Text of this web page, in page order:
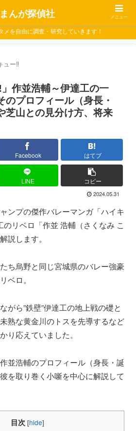
メを自由に調査・研究していきます！
ュー‼
」作並浩輔～伊達工の一
のプロフィール（身長・
芝山との見分け方、将来
Facebook はてブ
LINE コピー
2024.05.31
ンプの傑作バレーマンガ「ハイキ
のリベロ「作並 浩輔（さくなみ こ
説します。
ち烏野と同じ宮城県のバレー強豪
ベロ。
がら”鉄壁”伊達工の地上戦の礎と
熟な黄金川のトスを先導するなど
り応えていました。
並浩輔のプロフィール（身長・誕
を取り巻く小噺を中心に解説して
目次 [hide]
まんが探偵社 メニュー